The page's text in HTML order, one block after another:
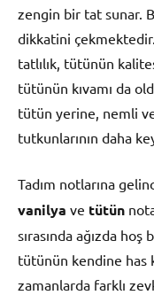
zengin bir tat sunar.
dikkatini
tatlılık, tütünün
tütünün kıvamı da
tütün yerine, nemli ve
tutkunlarının daha
Tadım notlarına
vanilya ve tütün
sırasında ağızda hoş
tütünün kendine has
zamanlarda farklı